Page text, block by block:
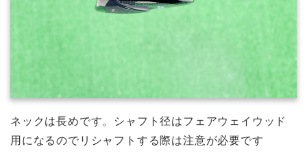
ネックは長めです。シャフト径はフェアウェイウッド
用になるのでリシャフトする際は注意が必要です